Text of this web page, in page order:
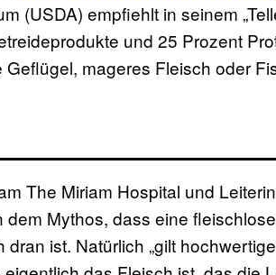
(USDA) empfiehlt in seinem
und 25 Prozent
mageres Fleisch oder
The Miriam Hospital und
Mythos, dass eine
ist. Natürlich „gilt